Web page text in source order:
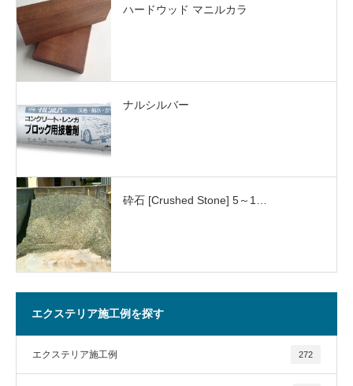
ハードウッド マニルカラ
ナルシルバー
砕石 [Crushed Stone] 5～1…
エクステリア施工例を探す
エクステリア施工例 272